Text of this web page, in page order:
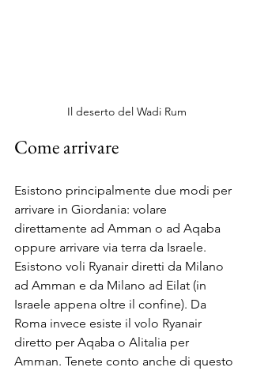
Il deserto del Wadi Rum
Come arrivare
Esistono principalmente due modi per
arrivare in Giordania: volare
direttamente ad Amman o ad Aqaba
oppure arrivare via terra da Israele.
Esistono voli Ryanair diretti da Milano
ad Amman e da Milano ad Eilat (in
Israele appena oltre il confine). Da
Roma invece esiste il volo Ryanair
diretto per Aqaba o Alitalia per
Amman. Tenete conto anche di questo